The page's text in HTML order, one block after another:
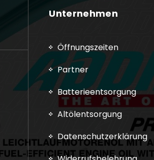
Unternehmen
Öffnungszeiten
Partner
Batterieentsorgung
Altölentsorgung
Datenschutzerklärung